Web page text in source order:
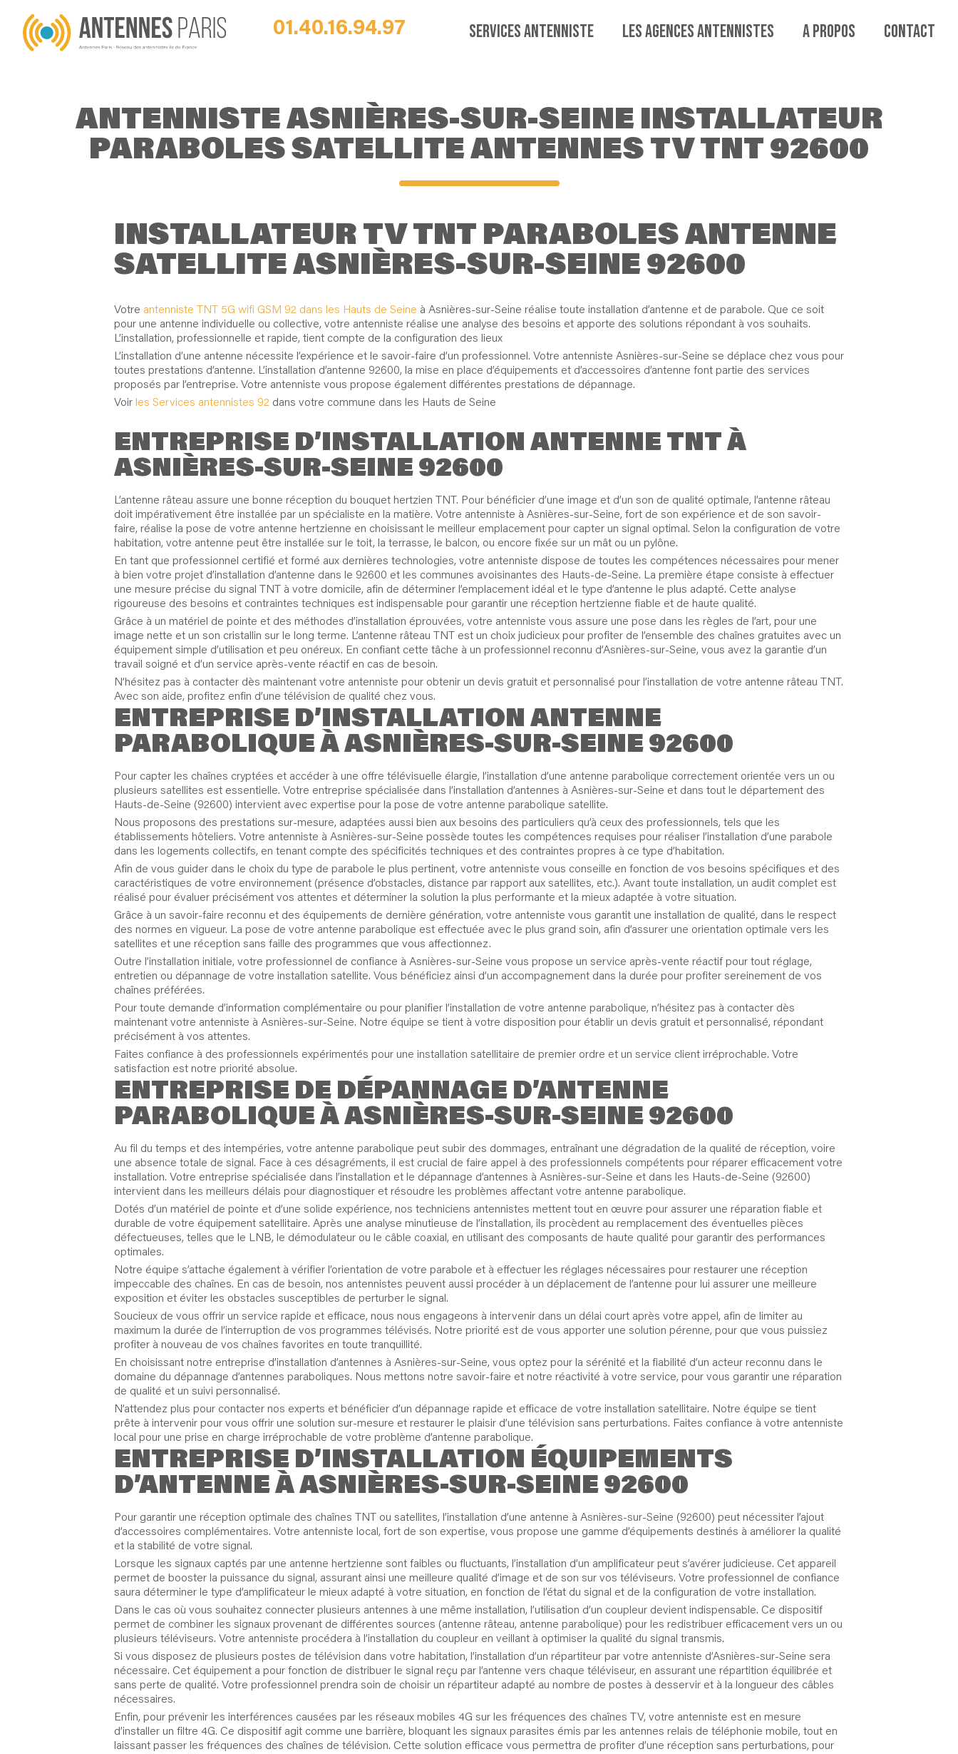
01.40.16.94.97 SERVICES ANTENNISTE LES AGENCES ANTENNISTES A PROPOS CONTACT
ANTENNISTE ASNIÈRES-SUR-SEINE INSTALLATEUR
PARABOLES SATELLITE ANTENNES TV TNT 92600
INSTALLATEUR TV TNT PARABOLES ANTENNE
SATELLITE ASNIÈRES-SUR-SEINE 92600
Votre antenniste TNT 5G wifi GSM 92 dans les Hauts de Seine à Asnières-sur-Seine réalise toute installation d’antenne et de parabole. Que ce soit
pour une antenne individuelle ou collective, votre antenniste réalise une analyse des besoins et apporte des solutions répondant à vos souhaits.
L’installation, professionnelle et rapide, tient compte de la configuration des lieux
L’installation d’une antenne nécessite l’expérience et le savoir-faire d’un professionnel. Votre antenniste Asnières-sur-Seine se déplace chez vous pour
toutes prestations d’antenne. L’installation d’antenne 92600, la mise en place d’équipements et d’accessoires d’antenne font partie des services
proposés par l’entreprise. Votre antenniste vous propose également différentes prestations de dépannage.
Voir les Services antennistes 92 dans votre commune dans les Hauts de Seine
ENTREPRISE D’INSTALLATION ANTENNE TNT À
ASNIÈRES-SUR-SEINE 92600
L’antenne râteau assure une bonne réception du bouquet hertzien TNT. Pour bénéficier d’une image et d’un son de qualité optimale, l’antenne râteau
doit impérativement être installée par un spécialiste en la matière. Votre antenniste à Asnières-sur-Seine, fort de son expérience et de son savoir-
faire, réalise la pose de votre antenne hertzienne en choisissant le meilleur emplacement pour capter un signal optimal. Selon la configuration de votre
habitation, votre antenne peut être installée sur le toit, la terrasse, le balcon, ou encore fixée sur un mât ou un pylône.
En tant que professionnel certifié et formé aux dernières technologies, votre antenniste dispose de toutes les compétences nécessaires pour mener
à bien votre projet d’installation d’antenne dans le 92600 et les communes avoisinantes des Hauts-de-Seine. La première étape consiste à effectuer
une mesure précise du signal TNT à votre domicile, afin de déterminer l’emplacement idéal et le type d’antenne le plus adapté. Cette analyse
rigoureuse des besoins et contraintes techniques est indispensable pour garantir une réception hertzienne fiable et de haute qualité.
Grâce à un matériel de pointe et des méthodes d’installation éprouvées, votre antenniste vous assure une pose dans les règles de l’art, pour une
image nette et un son cristallin sur le long terme. L’antenne râteau TNT est un choix judicieux pour profiter de l’ensemble des chaînes gratuites avec un
équipement simple d’utilisation et peu onéreux. En confiant cette tâche à un professionnel reconnu d’Asnières-sur-Seine, vous avez la garantie d’un
travail soigné et d’un service après-vente réactif en cas de besoin.
N’hésitez pas à contacter dès maintenant votre antenniste pour obtenir un devis gratuit et personnalisé pour l’installation de votre antenne râteau TNT.
Avec son aide, profitez enfin d’une télévision de qualité chez vous.
ENTREPRISE D’INSTALLATION ANTENNE
PARABOLIQUE À ASNIÈRES-SUR-SEINE 92600
Pour capter les chaînes cryptées et accéder à une offre télévisuelle élargie, l’installation d’une antenne parabolique correctement orientée vers un ou
plusieurs satellites est essentielle. Votre entreprise spécialisée dans l’installation d’antennes à Asnières-sur-Seine et dans tout le département des
Hauts-de-Seine (92600) intervient avec expertise pour la pose de votre antenne parabolique satellite.
Nous proposons des prestations sur-mesure, adaptées aussi bien aux besoins des particuliers qu’à ceux des professionnels, tels que les
établissements hôteliers. Votre antenniste à Asnières-sur-Seine possède toutes les compétences requises pour réaliser l’installation d’une parabole
dans les logements collectifs, en tenant compte des spécificités techniques et des contraintes propres à ce type d’habitation.
Afin de vous guider dans le choix du type de parabole le plus pertinent, votre antenniste vous conseille en fonction de vos besoins spécifiques et des
caractéristiques de votre environnement (présence d’obstacles, distance par rapport aux satellites, etc.). Avant toute installation, un audit complet est
réalisé pour évaluer précisément vos attentes et déterminer la solution la plus performante et la mieux adaptée à votre situation.
Grâce à un savoir-faire reconnu et des équipements de dernière génération, votre antenniste vous garantit une installation de qualité, dans le respect
des normes en vigueur. La pose de votre antenne parabolique est effectuée avec le plus grand soin, afin d’assurer une orientation optimale vers les
satellites et une réception sans faille des programmes que vous affectionnez.
Outre l’installation initiale, votre professionnel de confiance à Asnières-sur-Seine vous propose un service après-vente réactif pour tout réglage,
entretien ou dépannage de votre installation satellite. Vous bénéficiez ainsi d’un accompagnement dans la durée pour profiter sereinement de vos
chaînes préférées.
Pour toute demande d’information complémentaire ou pour planifier l’installation de votre antenne parabolique, n’hésitez pas à contacter dès
maintenant votre antenniste à Asnières-sur-Seine. Notre équipe se tient à votre disposition pour établir un devis gratuit et personnalisé, répondant
précisément à vos attentes.
Faites confiance à des professionnels expérimentés pour une installation satellitaire de premier ordre et un service client irréprochable. Votre
satisfaction est notre priorité absolue.
ENTREPRISE DE DÉPANNAGE D’ANTENNE
PARABOLIQUE À ASNIÈRES-SUR-SEINE 92600
Au fil du temps et des intempéries, votre antenne parabolique peut subir des dommages, entraînant une dégradation de la qualité de réception, voire
une absence totale de signal. Face à ces désagréments, il est crucial de faire appel à des professionnels compétents pour réparer efficacement votre
installation. Votre entreprise spécialisée dans l’installation et le dépannage d’antennes à Asnières-sur-Seine et dans les Hauts-de-Seine (92600)
intervient dans les meilleurs délais pour diagnostiquer et résoudre les problèmes affectant votre antenne parabolique.
Dotés d’un matériel de pointe et d’une solide expérience, nos techniciens antennistes mettent tout en œuvre pour assurer une réparation fiable et
durable de votre équipement satellitaire. Après une analyse minutieuse de l’installation, ils procèdent au remplacement des éventuelles pièces
défectueuses, telles que le LNB, le démodulateur ou le câble coaxial, en utilisant des composants de haute qualité pour garantir des performances
optimales.
Notre équipe s’attache également à vérifier l’orientation de votre parabole et à effectuer les réglages nécessaires pour restaurer une réception
impeccable des chaînes. En cas de besoin, nos antennistes peuvent aussi procéder à un déplacement de l’antenne pour lui assurer une meilleure
exposition et éviter les obstacles susceptibles de perturber le signal.
Soucieux de vous offrir un service rapide et efficace, nous nous engageons à intervenir dans un délai court après votre appel, afin de limiter au
maximum la durée de l’interruption de vos programmes télévisés. Notre priorité est de vous apporter une solution pérenne, pour que vous puissiez
profiter à nouveau de vos chaînes favorites en toute tranquillité.
En choisissant notre entreprise d’installation d’antennes à Asnières-sur-Seine, vous optez pour la sérénité et la fiabilité d’un acteur reconnu dans le
domaine du dépannage d’antennes paraboliques. Nous mettons notre savoir-faire et notre réactivité à votre service, pour vous garantir une réparation
de qualité et un suivi personnalisé.
N’attendez plus pour contacter nos experts et bénéficier d’un dépannage rapide et efficace de votre installation satellitaire. Notre équipe se tient
prête à intervenir pour vous offrir une solution sur-mesure et restaurer le plaisir d’une télévision sans perturbations. Faites confiance à votre antenniste
local pour une prise en charge irréprochable de votre problème d’antenne parabolique.
ENTREPRISE D’INSTALLATION ÉQUIPEMENTS
D’ANTENNE À ASNIÈRES-SUR-SEINE 92600
Pour garantir une réception optimale des chaînes TNT ou satellites, l’installation d’une antenne à Asnières-sur-Seine (92600) peut nécessiter l’ajout
d’accessoires complémentaires. Votre antenniste local, fort de son expertise, vous propose une gamme d’équipements destinés à améliorer la qualité
et la stabilité de votre signal.
Lorsque les signaux captés par une antenne hertzienne sont faibles ou fluctuants, l’installation d’un amplificateur peut s’avérer judicieuse. Cet appareil
permet de booster la puissance du signal, assurant ainsi une meilleure qualité d’image et de son sur vos téléviseurs. Votre professionnel de confiance
saura déterminer le type d’amplificateur le mieux adapté à votre situation, en fonction de l’état du signal et de la configuration de votre installation.
Dans le cas où vous souhaitez connecter plusieurs antennes à une même installation, l’utilisation d’un coupleur devient indispensable. Ce dispositif
permet de combiner les signaux provenant de différentes sources (antenne râteau, antenne parabolique) pour les redistribuer efficacement vers un ou
plusieurs téléviseurs. Votre antenniste procédera à l’installation du coupleur en veillant à optimiser la qualité du signal transmis.
Si vous disposez de plusieurs postes de télévision dans votre habitation, l’installation d’un répartiteur par votre antenniste d’Asnières-sur-Seine sera
nécessaire. Cet équipement a pour fonction de distribuer le signal reçu par l’antenne vers chaque téléviseur, en assurant une répartition équilibrée et
sans perte de qualité. Votre professionnel prendra soin de choisir un répartiteur adapté au nombre de postes à desservir et à la longueur des câbles
nécessaires.
Enfin, pour prévenir les interférences causées par les réseaux mobiles 4G sur les fréquences des chaînes TV, votre antenniste est en mesure
d’installer un filtre 4G. Ce dispositif agit comme une barrière, bloquant les signaux parasites émis par les antennes relais de téléphonie mobile, tout en
laissant passer les fréquences des chaînes de télévision. Cette solution efficace vous permettra de profiter d’une réception sans perturbations, pour